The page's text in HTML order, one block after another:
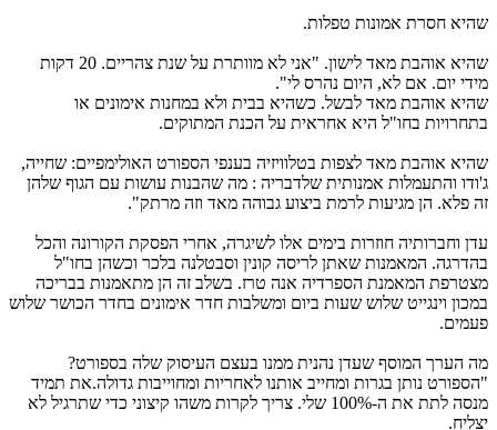
שהיא חסרת אמונות טפלות.
שהיא אוהבת מאד לישון. "אני לא מוותרת על שנת צהריים. 20 דקות
מידי יום. אם לא, היום נהרס לי".
שהיא אוהבת מאד לבשל. כשהיא בבית ולא במחנות אימונים או
בתחרויות בחו"ל היא אחראית על הכנת המתוקים.
שהיא אוהבת מאד לצפות בטלוויזיה בענפי הספורט האולימפיים: שחייה,
ג'ודו והתעמלות אמנותית שלדבריה : מה שהבנות עושות עם הגוף שלהן
זה פלא. הן מגיעות לרמת ביצוע גבוהה מאד וזה מרתק".
עדן וחברותיה חוזרות בימים אלו לשיגרה, אחרי הפסקת הקורונה והכל
בהדרגה. המאמנות שאתן לריסה קונין וסבטלנה בלכר וכשהן בחו"ל
מצטרפת המאמנת הספרדיה אנה טרז. בשלב זה הן מתאמנות בבריכה
במכון וינגייט שלוש שעות ביום ומשלבות חדר אימונים בחדר הכושר שלוש
פעמים.
מה הערך המוסף שעדן נהנית ממנו בעצם העיסוק שלה בספורט?
"הספורט נותן בגרות ומחייב אותנו לאחריות ומחוייבות גדולה.את תמיד
מנסה לתת את ה-100% שלי. צריך לקרות משהו קיצוני כדי שתרגיל לא
יצליח.